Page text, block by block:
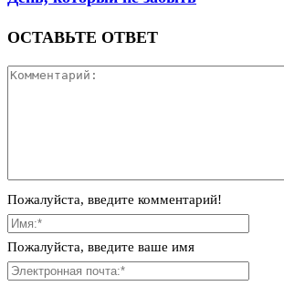
ОСТАВЬТЕ ОТВЕТ
Пожалуйста, введите комментарий!
Пожалуйста, введите ваше имя